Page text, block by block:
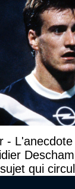
-
qui